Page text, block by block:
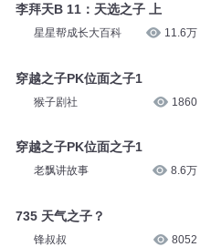
李拜天B 11：天选之子 上
星星帮成长大百科 11.6万
穿越之子PK位面之子1
猴子剧社 1860
穿越之子PK位面之子1
老飘讲故事 8.6万
735 天气之子？
锋叔叔 8052